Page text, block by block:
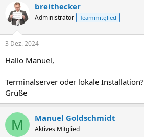
breithecker
Administrator Teammitglied
3 Dez. 2024
Hallo Manuel,
Terminalserver oder lokale Installation?
Grüße
M Manuel Goldschmidt
Aktives Mitglied